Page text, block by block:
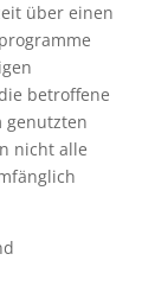
über einen
betroffene
genutzten
nicht alle